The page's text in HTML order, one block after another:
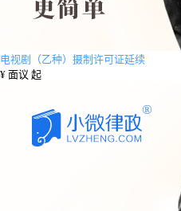
电视剧（乙种）摄制许可证延续
¥ 面议 起